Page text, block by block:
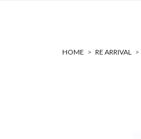
HOME > RE ARRIVAL >